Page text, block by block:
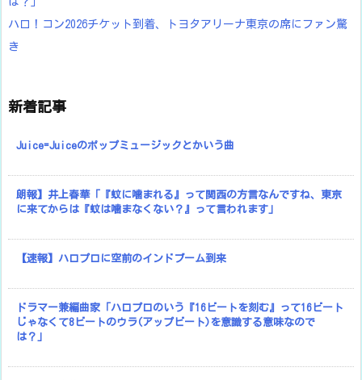
ハロ！コン2026チケット到着、トヨタアリーナ東京の席にファン驚
き
新着記事
Juice=Juiceのポップミュージックとかいう曲
朗報】井上春華「『蚊に噛まれる』って関西の方言なんですね、東京
に来てからは『蚊は噛まなくない？』って言われます」
【速報】ハロプロに空前のインドブーム到来
ドラマー兼編曲家「ハロプロのいう『16ビートを刻む』って16ビート
じゃなくて8ビートのウラ(アップビート)を意識する意味なので
は？」